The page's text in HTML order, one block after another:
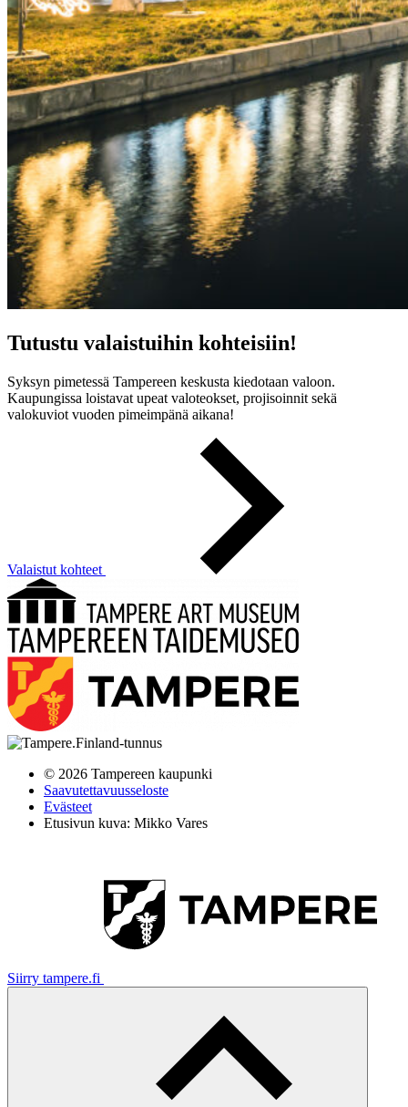
Tutustu valaistuihin kohteisiin!
Syksyn pimetessä Tampereen keskusta kiedotaan valoon.
Kaupungissa loistavat upeat valoteokset, projisoinnit sekä
valokuviot vuoden pimeimpänä aikana!
Valaistut kohteet
© 2026 Tampereen kaupunki
Saavutettavuusseloste
Evästeet
Etusivun kuva: Mikko Vares
Siirry tampere.fi